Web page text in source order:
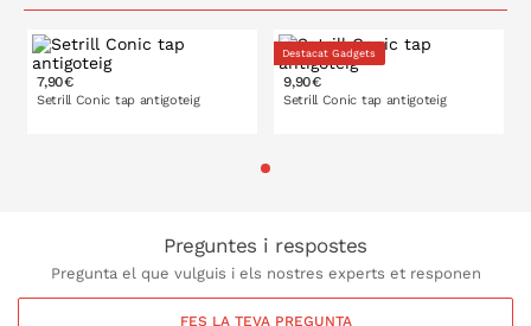
7,90€
Setrill Conic tap antigoteig
Destacat Gadgets
9,90€
Setrill Conic tap antigoteig
0,5 l 1 l
Preguntes i respostes
Pregunta el que vulguis i els nostres experts et responen
FES LA TEVA PREGUNTA